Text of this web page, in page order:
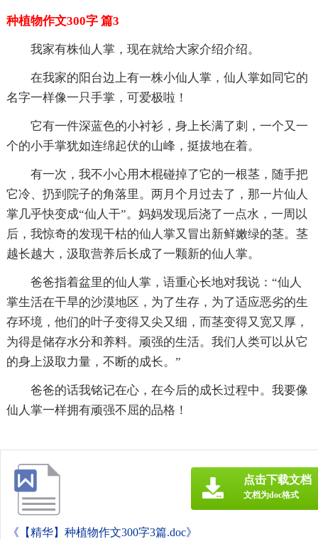
种植物作文300字 篇3
我家有株仙人掌，现在就给大家介绍介绍。
在我家的阳台边上有一株小仙人掌，仙人掌如同它的
名字一样像一只手掌，可爱极啦！
它有一件深蓝色的小衬衫，身上长满了刺，一个又一
个的小手掌犹如连绵起伏的山峰，挺拔地在着。
有一次，我不小心用木棍碰掉了它的一根茎，随手把
它冷、扔到院子的角落里。两月个月过去了，那一片仙人
掌几乎快变成“仙人干”。妈妈发现后浇了一点水，一周以
后，我惊奇的发现干枯的仙人掌又冒出新鲜嫩绿的茎。茎
越长越大，汲取营养后长成了一颗新的仙人掌。
爸爸指着盆里的仙人掌，语重心长地对我说：“仙人
掌生活在干旱的沙漠地区，为了生存，为了适应恶劣的生
存环境，他们的叶子变得又尖又细，而茎变得又宽又厚，
为得是储存水分和养料。顽强的生活。我们人类可以从它
的身上汲取力量，不断的成长。”
爸爸的话我铭记在心，在今后的成长过程中。我要像
仙人掌一样拥有顽强不屈的品格！
《【精华】种植物作文300字3篇.doc》
点击下载文档
文档为doc格式